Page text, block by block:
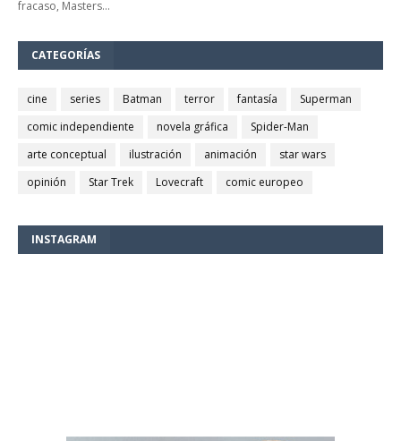
fracaso, Masters…
CATEGORÍAS
cine series Batman terror fantasía
Superman
comic independiente
novela gráfica
Spider-Man
arte conceptual
ilustración animación
star wars
opinión
Star Trek Lovecraft comic europeo
INSTAGRAM